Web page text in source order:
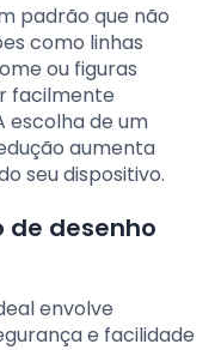
padrão que não
como linhas
ou figuras
facilmente
escolha de um
aumenta
seu dispositivo.
de desenho
envolve
e facilidade